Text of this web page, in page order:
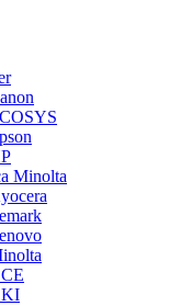
Minolta